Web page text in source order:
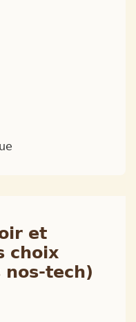
et
choix
tech)